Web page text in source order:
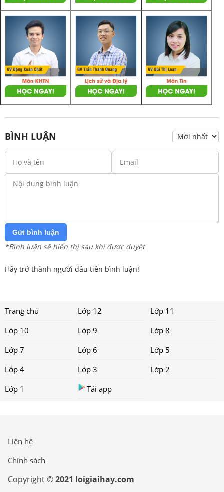
BÌNH LUẬN
Gửi bình luận
*Bình luận sẽ hiển thị sau khi được duyệt
Hãy trở thành người đầu tiên bình luận!
Trang chủ Lớp 12
Lớp 11
Lớp 10
Lớp 9
Lớp 8
Lớp 7
Lớp 6
Lớp 5
Lớp 4
Lớp 3
Lớp 2
Lớp 1
Tải app
Liên hệ
Chính sách
Copyright ©2021 loigiaihay.com